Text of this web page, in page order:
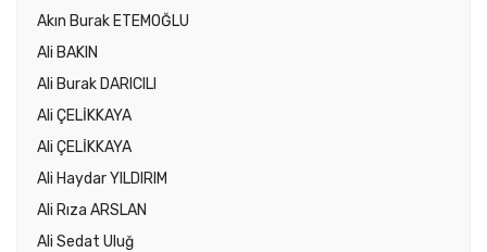
Akın Burak ETEMOĞLU
Ali BAKIN
Ali Burak DARICILI
Ali ÇELİKKAYA
Ali ÇELİKKAYA
Ali Haydar YILDIRIM
Ali Rıza ARSLAN
Ali Sedat Uluğ